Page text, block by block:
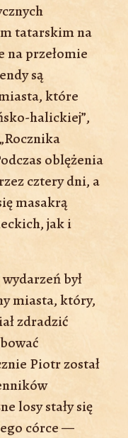
tatarskim na
na przełomie
są
które
halickiej”,
oblężenia
cztery dni, a
masakrą
jak i
był
miasta, który,
zdradzić
Piotr został
losy stały się
córce —